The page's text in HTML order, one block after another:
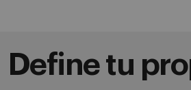
Define tu